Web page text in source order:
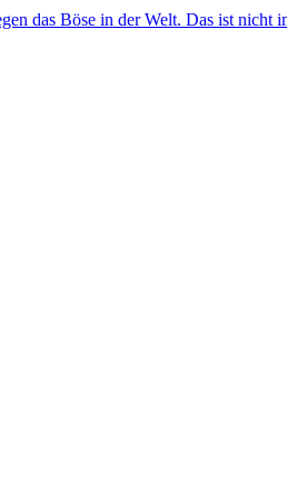
das Böse in der Welt. Das ist nicht